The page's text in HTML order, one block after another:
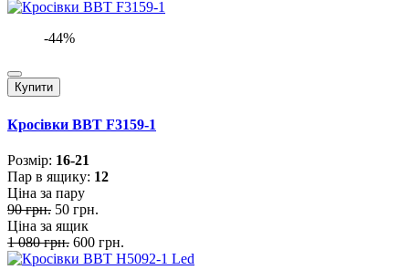
-44%
Купити
Кросівки BBT F3159-1
Розмiр: 16-21
Пар в ящику: 12
Ціна за пару
90 грн. 50 грн.
Ціна за ящик
1 080 грн. 600 грн.